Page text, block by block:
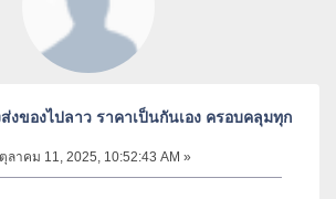
งของไปลาว ราคาเป็นกันเอง ครอบคลุมทุก
ตุลาคม 11, 2025, 10:52:43 AM »